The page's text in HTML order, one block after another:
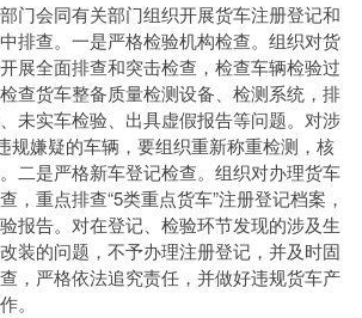
门会同有关部门组织开展货车注册登记和
排查。一是严格检验机构检查。组织对货
展全面排查和突击检查，检查车辆检验过
查货车整备质量检测设备、检测系统，排
未实车检验、出具虚假报告等问题。对涉
规嫌疑的车辆，要组织重新称重检测，核
二是严格新车登记检查。组织对办理货车
，重点排查“5类重点货车”注册登记档案，
报告。对在登记、检验环节发现的涉及生
装的问题，不予办理注册登记，并及时固
，严格依法追究责任，并做好违规货车产
。